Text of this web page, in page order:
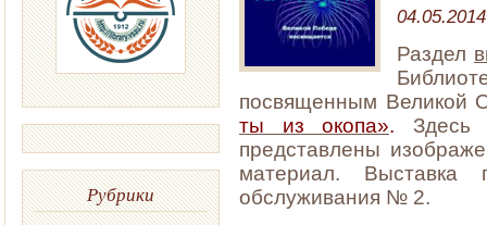
Рубрики
04.05.2014
Раздел
посвященным Великой
ты из окопа». Здесь
представлены
материал. Выставка
обслуживания № 2.